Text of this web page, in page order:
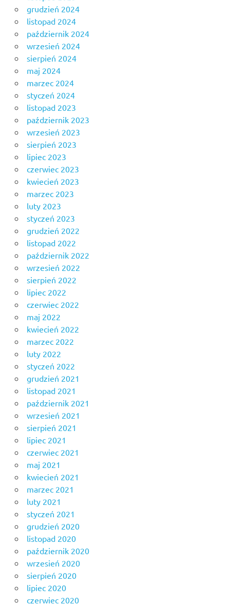
grudzień 2024
listopad 2024
październik 2024
wrzesień 2024
sierpień 2024
maj 2024
marzec 2024
styczeń 2024
listopad 2023
październik 2023
wrzesień 2023
sierpień 2023
lipiec 2023
czerwiec 2023
kwiecień 2023
marzec 2023
luty 2023
styczeń 2023
grudzień 2022
listopad 2022
październik 2022
wrzesień 2022
sierpień 2022
lipiec 2022
czerwiec 2022
maj 2022
kwiecień 2022
marzec 2022
luty 2022
styczeń 2022
grudzień 2021
listopad 2021
październik 2021
wrzesień 2021
sierpień 2021
lipiec 2021
czerwiec 2021
maj 2021
kwiecień 2021
marzec 2021
luty 2021
styczeń 2021
grudzień 2020
listopad 2020
październik 2020
wrzesień 2020
sierpień 2020
lipiec 2020
czerwiec 2020